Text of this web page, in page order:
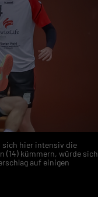
sich hier intensiv die
(14) kümmern, würde sich
auf einigen